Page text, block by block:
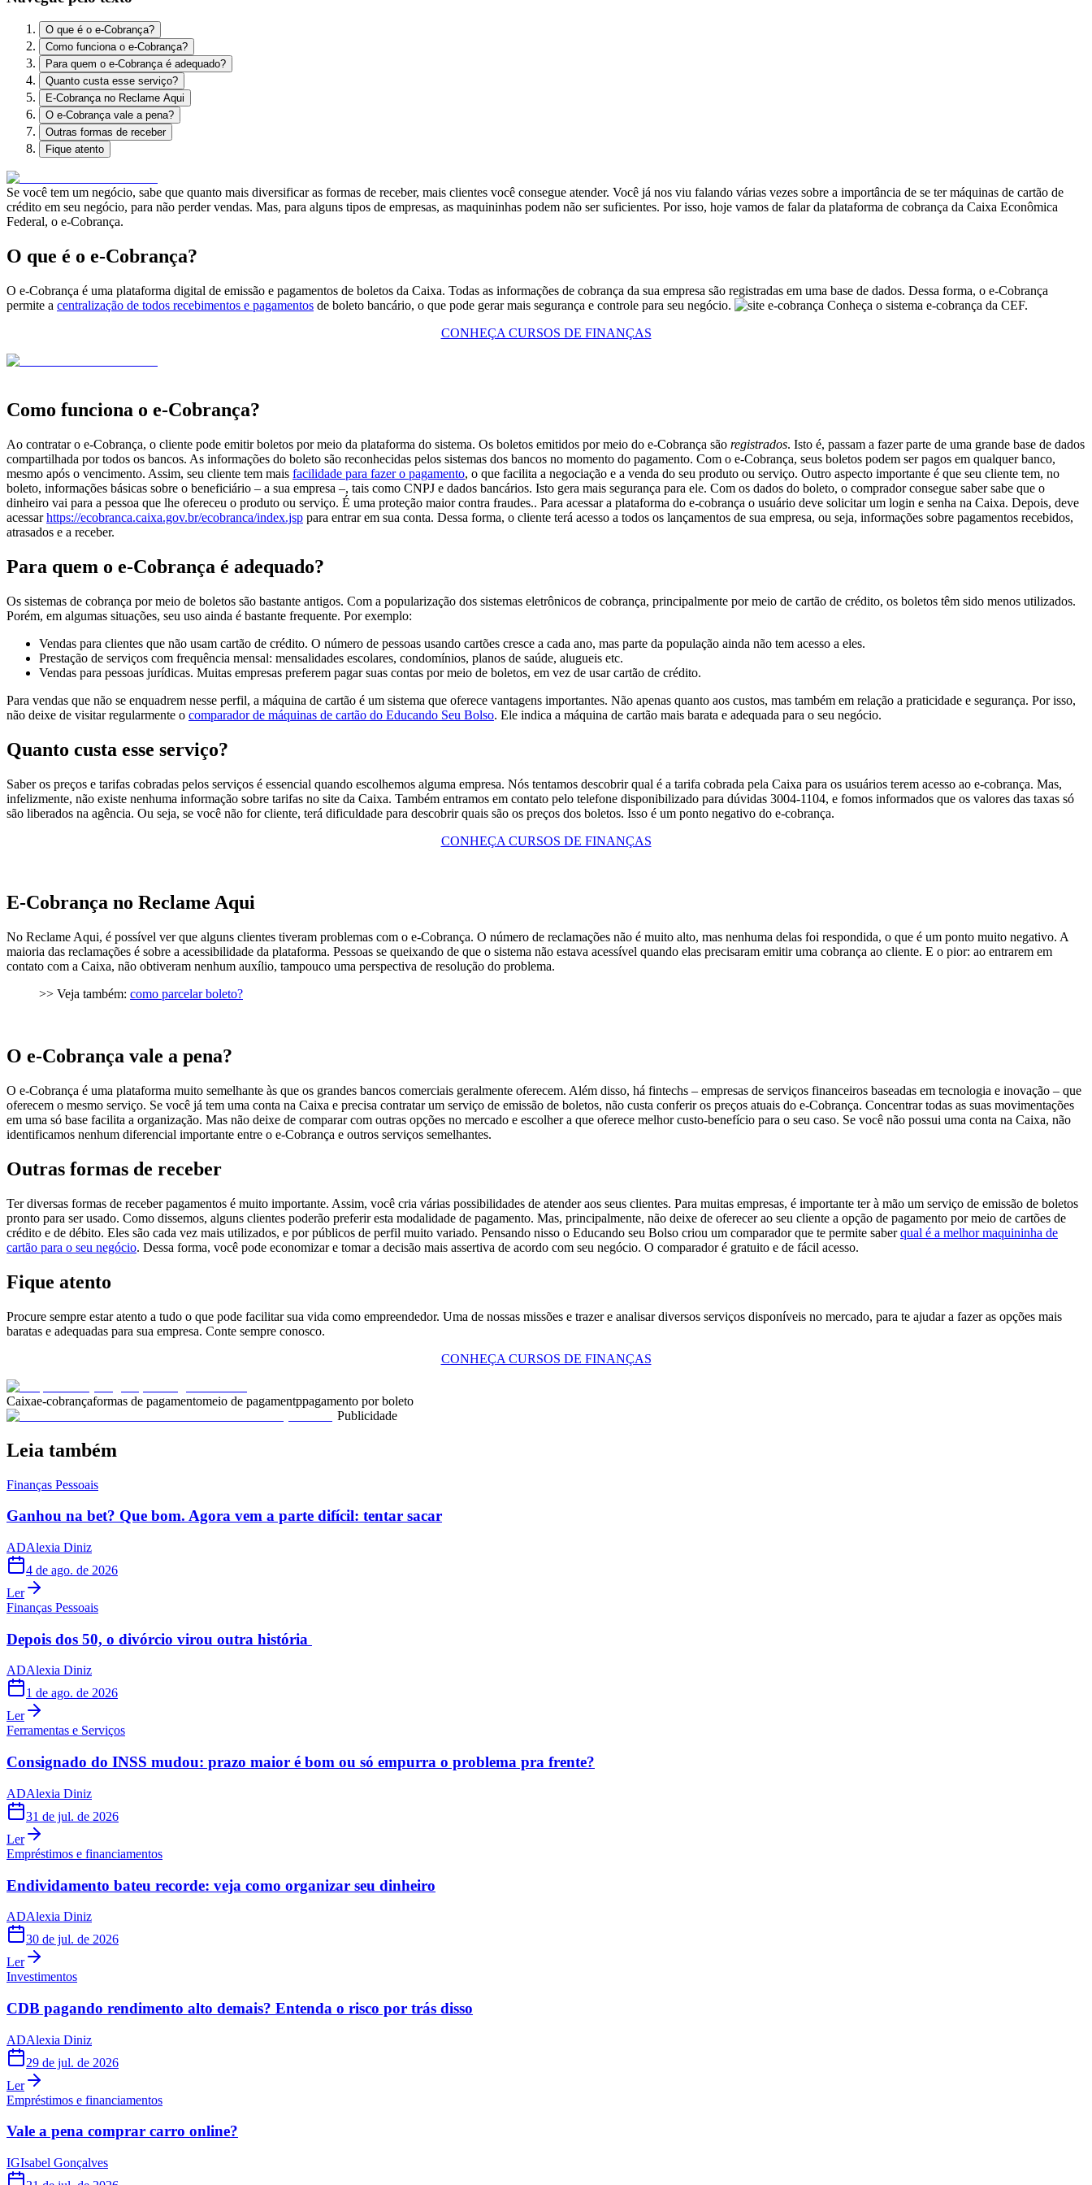
O que é o e-Cobrança?
Como funciona o e-Cobrança?
Para quem o e-Cobrança é adequado?
Quanto custa esse serviço?
E-Cobrança no Reclame Aqui
O e-Cobrança vale a pena?
Outras formas de receber
Fique atento
Se você tem um negócio, sabe que quanto mais diversificar as formas de receber, mais clientes você consegue atender. Você já nos viu falando várias vezes sobre a importância de se ter máquinas de cartão de
crédito em seu negócio, para não perder vendas. Mas, para alguns tipos de empresas, as maquininhas podem não ser suficientes. Por isso, hoje vamos de falar da plataforma de cobrança da Caixa Econômica
Federal, o e-Cobrança.
O que é o e-Cobrança?
O e-Cobrança é uma plataforma digital de emissão e pagamentos de boletos da Caixa. Todas as informações de cobrança da sua empresa são registradas em uma base de dados. Dessa forma, o e-Cobrança
permite a centralização de todos recebimentos e pagamentos de boleto bancário, o que pode gerar mais segurança e controle para seu negócio.
Conheça o sistema e-cobrança da CEF.
CONHEÇA CURSOS DE FINANÇAS
Como funciona o e-Cobrança?
Ao contratar o e-Cobrança, o cliente pode emitir boletos por meio da plataforma do sistema. Os boletos emitidos por meio do e-Cobrança são registrados. Isto é, passam a fazer parte de uma grande base de dados
compartilhada por todos os bancos. As informações do boleto são reconhecidas pelos sistemas dos bancos no momento do pagamento. Com o e-Cobrança, seus boletos podem ser pagos em qualquer banco,
mesmo após o vencimento. Assim, seu cliente tem mais facilidade para fazer o pagamento, o que facilita a negociação e a venda do seu produto ou serviço. Outro aspecto importante é que seu cliente tem, no
boleto, informações básicas sobre o beneficiário – a sua empresa –, tais como CNPJ e dados bancários. Isto gera mais segurança para ele. Com os dados do boleto, o comprador consegue saber sabe que o
dinheiro vai para a pessoa que lhe ofereceu o produto ou serviço. É uma proteção maior contra fraudes.. Para acessar a plataforma do e-cobrança o usuário deve solicitar um login e senha na Caixa. Depois, deve
acessarhttps://ecobranca.caixa.gov.br/ecobranca/index.jsp para entrar em sua conta. Dessa forma, o cliente terá acesso a todos os lançamentos de sua empresa, ou seja, informações sobre pagamentos recebidos,
atrasados e a receber.
Para quem o e-Cobrança é adequado?
Os sistemas de cobrança por meio de boletos são bastante antigos. Com a popularização dos sistemas eletrônicos de cobrança, principalmente por meio de cartão de crédito, os boletos têm sido menos utilizados.
Porém, em algumas situações, seu uso ainda é bastante frequente. Por exemplo:
Vendas para clientes que não usam cartão de crédito. O número de pessoas usando cartões cresce a cada ano, mas parte da população ainda não tem acesso a eles.
Prestação de serviços com frequência mensal: mensalidades escolares, condomínios, planos de saúde, alugueis etc.
Vendas para pessoas jurídicas. Muitas empresas preferem pagar suas contas por meio de boletos, em vez de usar cartão de crédito.
Para vendas que não se enquadrem nesse perfil, a máquina de cartão é um sistema que oferece vantagens importantes. Não apenas quanto aos custos, mas também em relação a praticidade e segurança. Por isso,
não deixe de visitar regularmente o comparador de máquinas de cartão do Educando Seu Bolso. Ele indica a máquina de cartão mais barata e adequada para o seu negócio.
Quanto custa esse serviço?
Saber os preços e tarifas cobradas pelos serviços é essencial quando escolhemos alguma empresa. Nós tentamos descobrir qual é a tarifa cobrada pela Caixa para os usuários terem acesso ao e-cobrança. Mas,
infelizmente, não existe nenhuma informação sobre tarifas no site da Caixa. Também entramos em contato pelo telefone disponibilizado para dúvidas 3004-1104, e fomos informados que os valores das taxas só
são liberados na agência. Ou seja, se você não for cliente, terá dificuldade para descobrir quais são os preços dos boletos. Isso é um ponto negativo do e-cobrança.
CONHEÇA CURSOS DE FINANÇAS
E-Cobrança no Reclame Aqui
No Reclame Aqui, é possível ver que alguns clientes tiveram problemas com o e-Cobrança. O número de reclamações não é muito alto, mas nenhuma delas foi respondida, o que é um ponto muito negativo. A
maioria das reclamações é sobre a acessibilidade da plataforma. Pessoas se queixando de que o sistema não estava acessível quando elas precisaram emitir uma cobrança ao cliente. E o pior: ao entrarem em
contato com a Caixa, não obtiveram nenhum auxílio, tampouco uma perspectiva de resolução do problema.
>> Veja também: como parcelar boleto?
O e-Cobrança vale a pena?
O e-Cobrança é uma plataforma muito semelhante às que os grandes bancos comerciais geralmente oferecem. Além disso, há fintechs – empresas de serviços financeiros baseadas em tecnologia e inovação – que
oferecem o mesmo serviço. Se você já tem uma conta na Caixa e precisa contratar um serviço de emissão de boletos, não custa conferir os preços atuais do e-Cobrança. Concentrar todas as suas movimentações
em uma só base facilita a organização. Mas não deixe de comparar com outras opções no mercado e escolher a que oferece melhor custo-benefício para o seu caso. Se você não possui uma conta na Caixa, não
identificamos nenhum diferencial importante entre o e-Cobrança e outros serviços semelhantes.
Outras formas de receber
Ter diversas formas de receber pagamentos é muito importante. Assim, você cria várias possibilidades de atender aos seus clientes. Para muitas empresas, é importante ter à mão um serviço de emissão de boletos
pronto para ser usado. Como dissemos, alguns clientes poderão preferir esta modalidade de pagamento. Mas, principalmente, não deixe de oferecer ao seu cliente a opção de pagamento por meio de cartões de
crédito e de débito. Eles são cada vez mais utilizados, e por públicos de perfil muito variado. Pensando nisso o Educando seu Bolso criou um comparador que te permite saberqual é a melhor maquininha de
cartão para o seu negócio. Dessa forma, você pode economizar e tomar a decisão mais assertiva de acordo com seu negócio. O comparador é gratuito e de fácil acesso.
Fique atento
Procure sempre estar atento a tudo o que pode facilitar sua vida como empreendedor. Uma de nossas missões e trazer e analisar diversos serviços disponíveis no mercado, para te ajudar a fazer as opções mais
baratas e adequadas para sua empresa. Conte sempre conosco.
CONHEÇA CURSOS DE FINANÇAS
Caixae-cobrançaformas de pagamentomeio de pagamentppagamento por boleto
Publicidade
Leia também
Finanças Pessoais
Ganhou na bet? Que bom. Agora vem a parte difícil: tentar sacar
ADAlexia Diniz
4 de ago. de 2026
Ler
Finanças Pessoais
Depois dos 50, o divórcio virou outra história
ADAlexia Diniz
1 de ago. de 2026
Ler
Ferramentas e Serviços
Consignado do INSS mudou: prazo maior é bom ou só empurra o problema pra frente?
ADAlexia Diniz
31 de jul. de 2026
Ler
Empréstimos e financiamentos
Endividamento bateu recorde: veja como organizar seu dinheiro
ADAlexia Diniz
30 de jul. de 2026
Ler
Investimentos
CDB pagando rendimento alto demais? Entenda o risco por trás disso
ADAlexia Diniz
29 de jul. de 2026
Ler
Empréstimos e financiamentos
Vale a pena comprar carro online?
IGIsabel Gonçalves